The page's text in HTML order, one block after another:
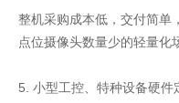
整机采购成本低，交付简单
点位摄像头数量少的轻量化
5. 小型工控、特种设备硬件